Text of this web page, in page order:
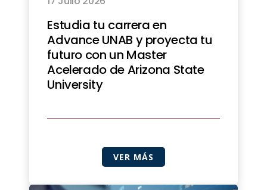
Estudia tu carrera en
Advance UNAB y proyecta tu
futuro con un Master
Acelerado de Arizona State
University
VER MÁS